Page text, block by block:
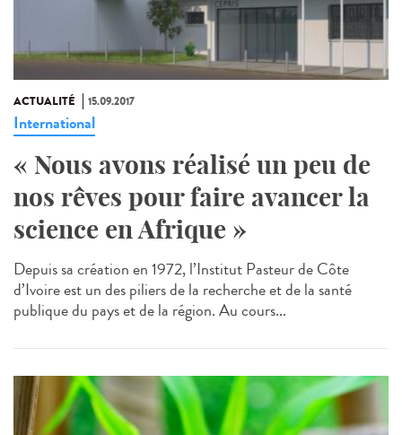
ACTUALITÉ 15.09.2017
International
« Nous avons réalisé un peu de
nos rêves pour faire avancer la
science en Afrique »
Depuis sa création en 1972, l’Institut Pasteur de Côte
d’Ivoire est un des piliers de la recherche et de la santé
publique du pays et de la région. Au cours...